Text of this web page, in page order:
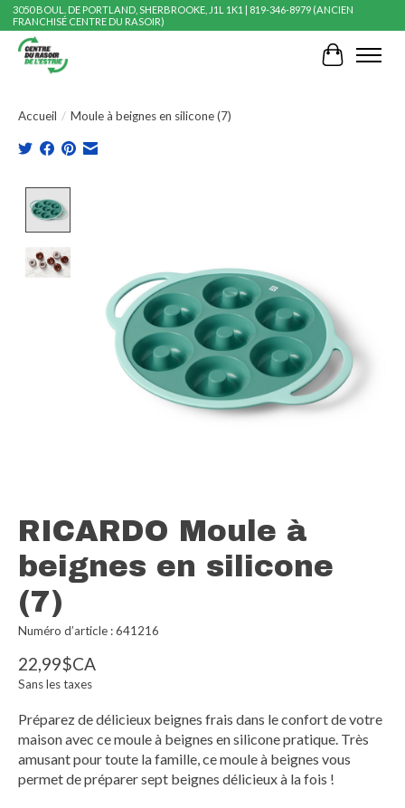
3050 BOUL. DE PORTLAND, SHERBROOKE, J1L 1K1 | 819-346-8979 (ANCIEN
FRANCHISÉ CENTRE DU RASOIR)
Panier
Accueil / Moule à beignes en silicone (7)
RICARDO Moule à
beignes en silicone
(7)
Numéro d’article : 641216
22,99$CA
Sans les taxes
Préparez de délicieux beignes frais dans le confort de votre
maison avec ce moule à beignes en silicone pratique. Très
amusant pour toute la famille, ce moule à beignes vous
permet de préparer sept beignes délicieux à la fois !